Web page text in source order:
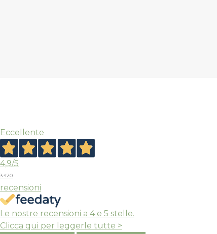
Eccellente
4,9/5
3.420
recensioni
Le nostre recensioni a 4 e 5 stelle.
Clicca qui per leggerle tutte >